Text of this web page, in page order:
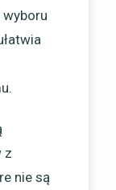
wyboru
z
nie są